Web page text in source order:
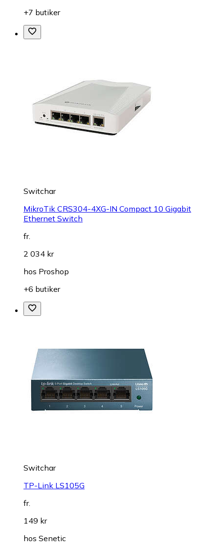
+7 butiker
Switchar
MikroTik CRS304-4XG-IN Compact 10 Gigabit
Ethernet Switch
fr.
2 034 kr
hos Proshop
+6 butiker
Switchar
TP-Link LS105G
fr.
149 kr
hos Senetic